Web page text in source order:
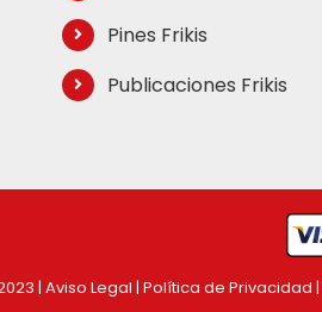
Pines Frikis
Publicaciones Frikis
| Aviso Legal | Política de Privacidad |